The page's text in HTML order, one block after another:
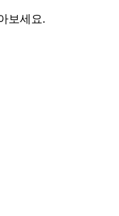
보세요.